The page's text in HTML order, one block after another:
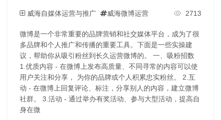
威海自媒体运营与推广 威海微博运营 2713
微博是一个非常重要的品牌营销和社交媒体平台，成为了很
多品牌和个人推广和传播的重要工具。下面是一些实操建
议，帮助你从吸引粉丝到长久运营微博的。 一、吸粉招数
1.优质内容 - 在微博上发布高质量、不同寻常的内容可以使
用户关注和分享， 为你的品牌或个人积累忠实粉丝。 2.互
动 - 在微博上回复评论、标注，分享别人的内容，建立微博
社群。 3.活动 - 通过举办有奖活动、参与大型活动，提高自
身在微